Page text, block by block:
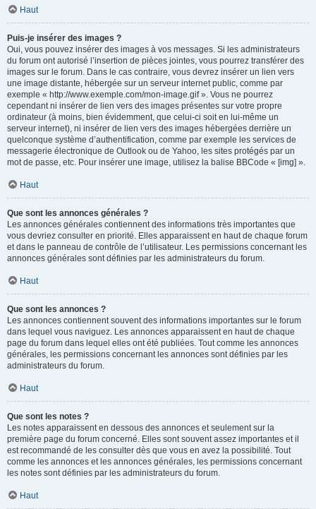
Haut
Puis-je insérer des images ?
Oui, vous pouvez insérer des images à vos messages. Si les administrateurs
du forum ont autorisé l’insertion de pièces jointes, vous pourrez transférer des
images sur le forum. Dans le cas contraire, vous devrez insérer un lien vers
une image distante, hébergée sur un serveur internet public, comme par
exemple « http://www.exemple.com/mon-image.gif ». Vous ne pourrez
cependant ni insérer de lien vers des images présentes sur votre propre
ordinateur (à moins, bien évidemment, que celui-ci soit en lui-même un
serveur internet), ni insérer de lien vers des images hébergées derrière un
quelconque système d’authentification, comme par exemple les services de
messagerie électronique de Outlook ou de Yahoo, les sites protégés par un
mot de passe, etc. Pour insérer une image, utilisez la balise BBCode « [img] ».
Haut
Que sont les annonces générales ?
Les annonces générales contiennent des informations très importantes que
vous devriez consulter en priorité. Elles apparaissent en haut de chaque forum
et dans le panneau de contrôle de l’utilisateur. Les permissions concernant les
annonces générales sont définies par les administrateurs du forum.
Haut
Que sont les annonces ?
Les annonces contiennent souvent des informations importantes sur le forum
dans lequel vous naviguez. Les annonces apparaissent en haut de chaque
page du forum dans lequel elles ont été publiées. Tout comme les annonces
générales, les permissions concernant les annonces sont définies par les
administrateurs du forum.
Haut
Que sont les notes ?
Les notes apparaissent en dessous des annonces et seulement sur la
première page du forum concerné. Elles sont souvent assez importantes et il
est recommandé de les consulter dès que vous en avez la possibilité. Tout
comme les annonces et les annonces générales, les permissions concernant
les notes sont définies par les administrateurs du forum.
Haut